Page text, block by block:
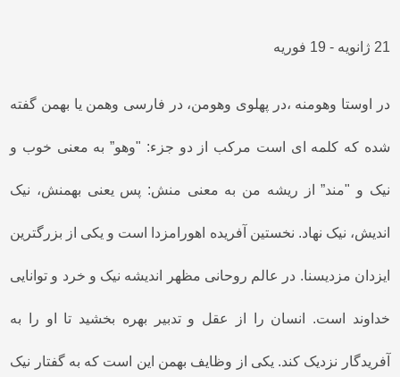
21 ژانویه - 19 فوریه
در اوستا وهومنه ،در پهلوی وهومن، در فارسی وهمن یا بهمن گفته
شده که کلمه ای است مرکب از دو جزء: "وهو” به معنی خوب و
نیک و "مند” از ریشه من به معنی منش: پس یعنی بهمنش، نیک
اندیش، نیک نهاد. نخستین آفریده اهورامزدا است و یکی از بزرگترین
ایزدان مزدیسنا. در عالم روحانی مظهر اندیشه نیک و خرد و توانایی
خداوند است. انسان را از عقل و تدبیر بهره بخشید تا او را به
آفریدگار نزدیک کند. یکی از وظایف بهمن این است که به گفتار نیک